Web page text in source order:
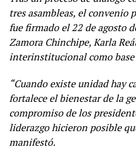
tres asambleas, el convenio
fue firmado el 22 de agosto
Zamora Chinchipe, Karla
interinstitucional como
“Cuando existe unidad hay
fortalece el bienestar de la
compromiso de los
liderazgo hicieron posible
manifestó.